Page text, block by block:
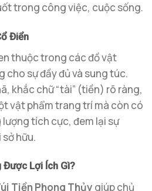
trong công việc, cuộc sống.
Điển
thuộc trong các đồ vật
cho sự đầy đủ và sung túc.
khắc chữ “tài” (tiền) rõ ràng,
vật phẩm trang trí mà còn có
tích cực, đem lại sự
hữu.
Được Lợi Ích Gì?
Tiền Phong Thủy giúp chủ